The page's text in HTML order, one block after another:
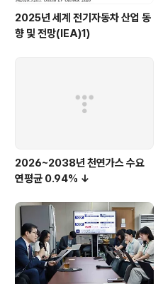
2025년 세계 전기자동차 산업 동
향 및 전망(IEA)1)
2026~2038년 천연가스 수요
연평균 0.94% ↓